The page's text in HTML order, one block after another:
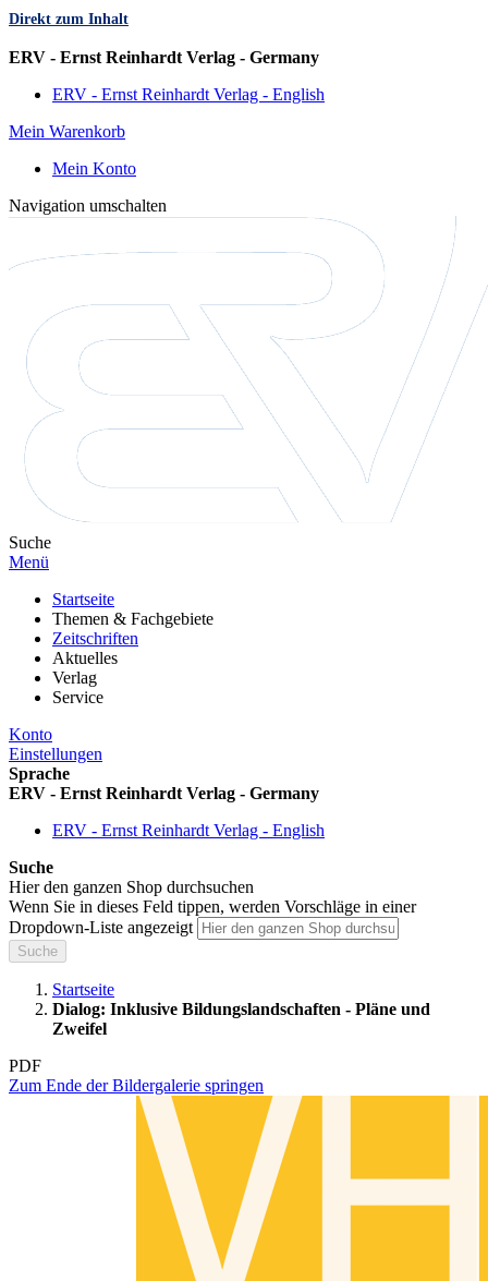
Direkt zum Inhalt
ERV - Ernst Reinhardt Verlag - Germany
ERV - Ernst Reinhardt Verlag - English
Mein Warenkorb
Mein Konto
Navigation umschalten
Suche
Menü
Startseite
Themen & Fachgebiete
Zeitschriften
Aktuelles
Verlag
Service
Konto
Einstellungen
Sprache
ERV - Ernst Reinhardt Verlag - Germany
ERV - Ernst Reinhardt Verlag - English
Suche
Hier den ganzen Shop durchsuchen
Wenn Sie in dieses Feld tippen, werden Vorschläge in einer
Dropdown-Liste angezeigt
Suche
Startseite
Dialog: Inklusive Bildungslandschaften - Pläne und
Zweifel
PDF
Zum Ende der Bildergalerie springen